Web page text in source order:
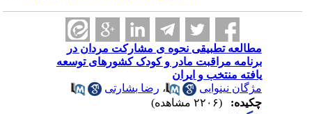
مطالعه تطبیقی نحوه ی مشارکت مردان در
برنامه مراقبت مادر و کودک کشورهای توسعه
یافته منتخب و ایران
مژگان نینوایی
،رضا بشارتی
چکیده: